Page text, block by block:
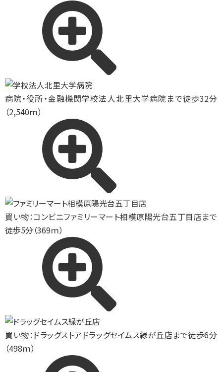
病院・役所・金融機関学校法人北里大学病院まで徒歩32分
（2,540ｍ）
買い物：コンビニファミリーマート相模原陽光台五丁目店まで
徒歩5分（369ｍ）
買い物：ドラッグストアドラッグセイムス緑が丘店まで徒歩6分
（498ｍ）